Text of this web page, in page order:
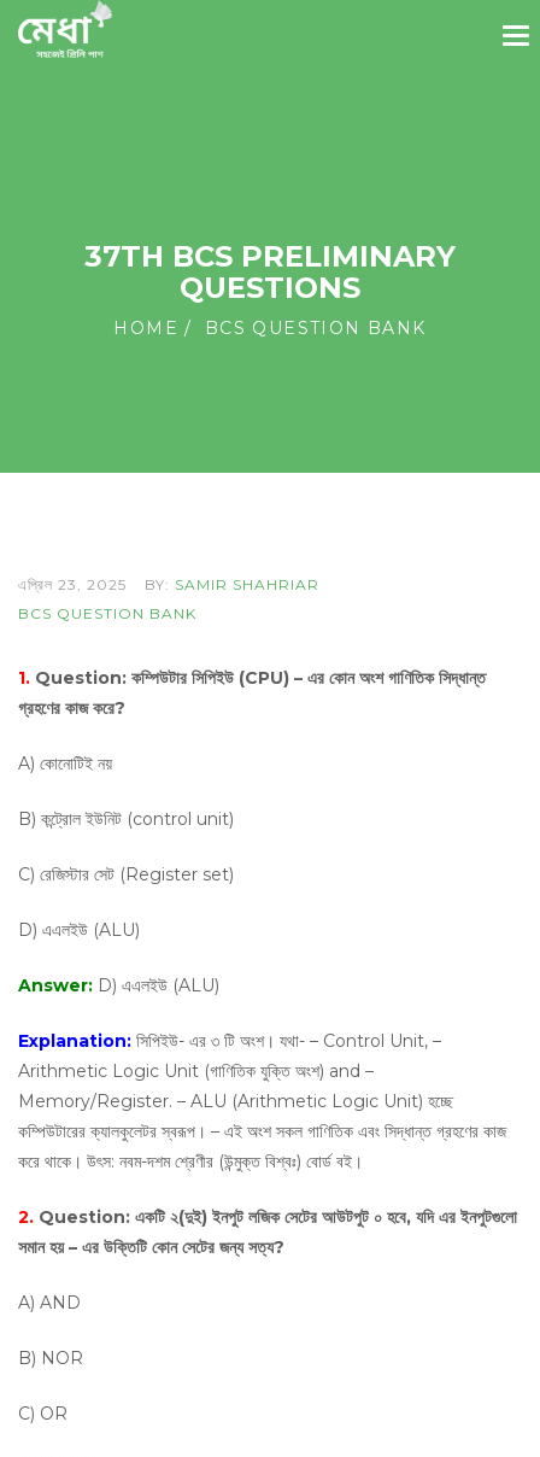
37TH BCS PRELIMINARY
QUESTIONS
HOME BCS QUESTION BANK
এপ্রিল 23, 2025 BY: SAMIR SHAHRIAR
BCS QUESTION BANK
1. Question: কম্পিউটার সিপিইউ (CPU) – এর কোন অংশ গাণিতিক সিদ্ধান্ত
গ্রহণের কাজ করে?
A) কোনোটিই নয়
B) কন্ট্রোল ইউনিট (control unit)
C) রেজিস্টার সেট (Register set)
D) এএলইউ (ALU)
Answer: D) এএলইউ (ALU)
Explanation: সিপিইউ- এর ৩ টি অংশ। যথা- – Control Unit, –
Arithmetic Logic Unit (গাণিতিক যুক্তি অংশ) and –
Memory/Register. – ALU (Arithmetic Logic Unit) হচ্ছে
কম্পিউটারের ক্যালকুলেটর স্বরূপ। – এই অংশ সকল গাণিতিক এবং সিদ্ধান্ত গ্রহণের কাজ
করে থাকে। উৎস: নবম-দশম শ্রেণীর (উন্মুক্ত বিশ্বঃ) বোর্ড বই।
2. Question: একটি ২(দুই) ইনপুট লজিক সেটের আউটপুট ০ হবে, যদি এর ইনপুটগুলো
সমান হয় – এর উক্তিটি কোন সেটের জন্য সত্য?
A) AND
B) NOR
C) OR